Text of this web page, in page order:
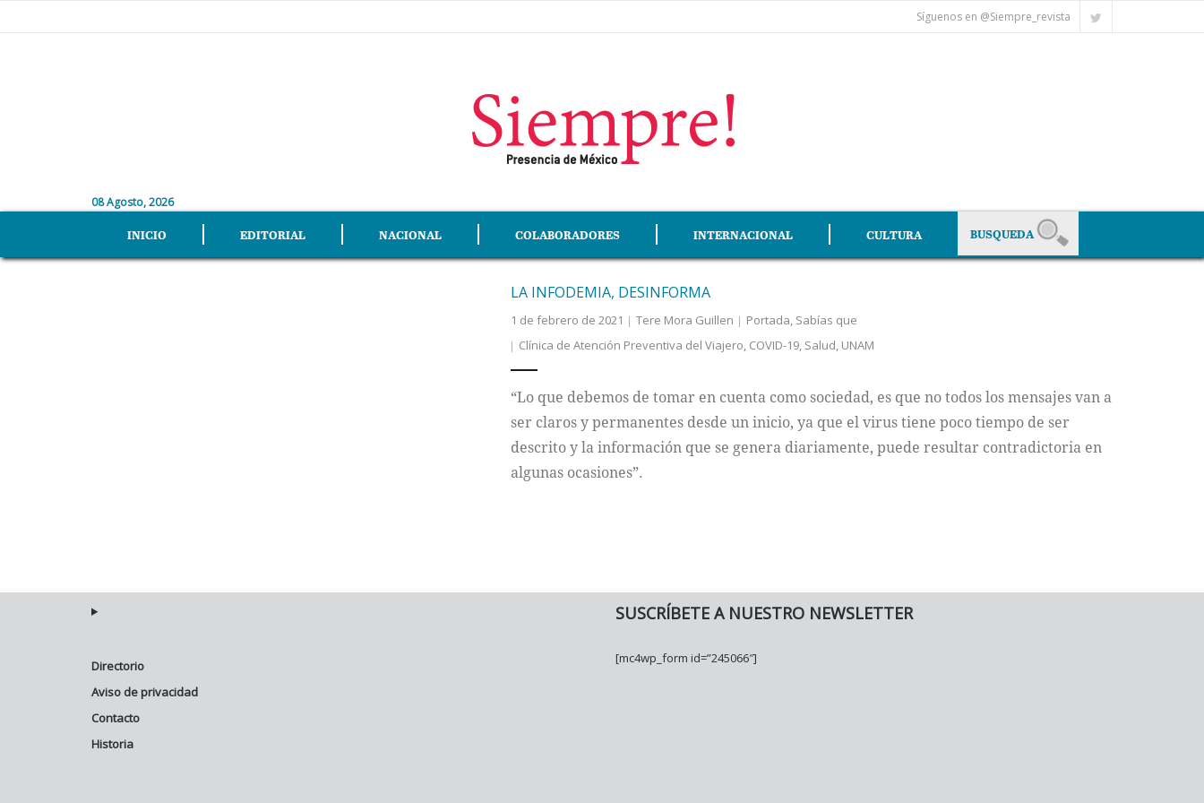
Síguenos en @Siempre_revista
08 Agosto, 2026
INICIO EDITORIAL NACIONAL COLABORADORES INTERNACIONAL CULTURA
LA INFODEMIA, DESINFORMA
1 de febrero de 2021 Tere Mora Guillen Portada, Sabías que
Clínica de Atención Preventiva del Viajero, COVID-19, Salud, UNAM
“Lo que debemos de tomar en cuenta como sociedad, es que no todos los mensajes van a
ser claros y permanentes desde un inicio, ya que el virus tiene poco tiempo de ser
descrito y la información que se genera diariamente, puede resultar contradictoria en
algunas ocasiones”.
Directorio
Aviso de privacidad
Contacto
Historia
SUSCRÍBETE A NUESTRO NEWSLETTER
[mc4wp_form id=”245066″]